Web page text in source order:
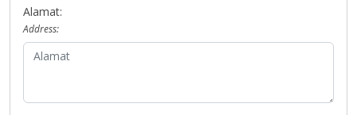
Alamat:
Address: